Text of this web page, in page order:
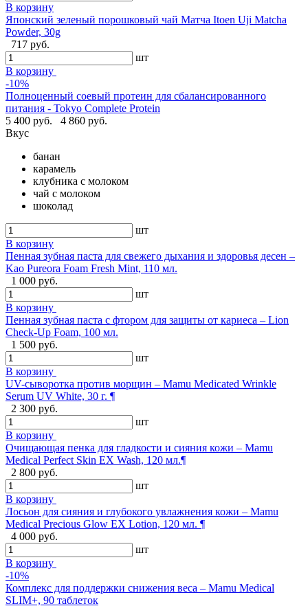
В корзину
Японский зеленый порошковый чай Матча Itoen Uji Matcha
Powder, 30g
717 руб.
шт
В корзину
-10%
Полноценный соевый протеин для сбалансированного
питания - Tokyo Complete Protein
5 400 руб.
4 860 руб.
Вкус
банан
карамель
клубника с молоком
чай с молоком
шоколад
шт
В корзину
Пенная зубная паста для свежего дыхания и здоровья десен –
Kao Pureora Foam Fresh Mint, 110 мл.
1 000 руб.
шт
В корзину
Пенная зубная паста с фтором для защиты от кариеса – Lion
Check-Up Foam, 100 мл.
1 500 руб.
шт
В корзину
UV-сыворотка против морщин – Mamu Medicated Wrinkle
Serum UV White, 30 г. ¶
2 300 руб.
шт
В корзину
Очищающая пенка для гладкости и сияния кожи – Mamu
Medical Perfect Skin EX Wash, 120 мл.¶
2 800 руб.
шт
В корзину
Лосьон для сияния и глубокого увлажнения кожи – Mamu
Medical Precious Glow EX Lotion, 120 мл. ¶
4 000 руб.
шт
В корзину
-10%
Комплекс для поддержки снижения веса – Mamu Medical
SLIM+, 90 таблеток